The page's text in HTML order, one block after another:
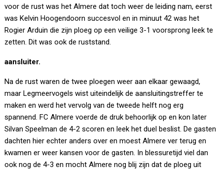
voor de rust was het Almere dat toch weer de leiding nam, eerst
was Kelvin Hoogendoorn succesvol en in minuut 42 was het
Rogier Arduin die zijn ploeg op een veilige 3-1 voorsprong leek te
zetten. Dit was ook de ruststand.
aansluiter.
Na de rust waren de twee ploegen weer aan elkaar gewaagd,
maar Legmeervogels wist uiteindelijk de aansluitingstreffer te
maken en werd het vervolg van de tweede helft nog erg
spannend. FC Almere voerde de druk behoorlijk op en kon later
Silvan Speelman de 4-2 scoren en leek het duel beslist. De gasten
dachten hier echter anders over en moest Almere ver terug en
kwamen er weer kansen voor de gasten. In blessuretijd viel dan
ook nog de 4-3 en mocht Almere nog blij zijn dat de ploeg uit